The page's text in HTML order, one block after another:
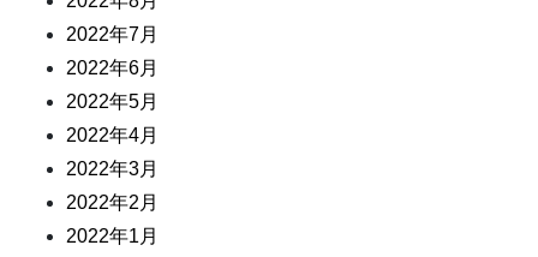
2022年7月
2022年6月
2022年5月
2022年4月
2022年3月
2022年2月
2022年1月